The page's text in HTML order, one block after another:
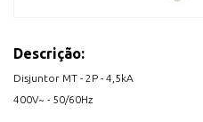
Descrição:
Disjuntor MT - 2P - 4,5kA
400V~ - 50/60Hz